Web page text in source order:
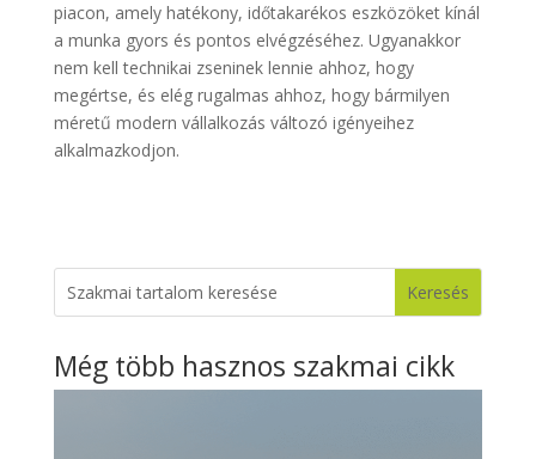
piacon, amely hatékony, időtakarékos eszközöket kínál
a munka gyors és pontos elvégzéséhez. Ugyanakkor
nem kell technikai zseninek lennie ahhoz, hogy
megértse, és elég rugalmas ahhoz, hogy bármilyen
méretű modern vállalkozás változó igényeihez
alkalmazkodjon.
Még több hasznos szakmai cikk